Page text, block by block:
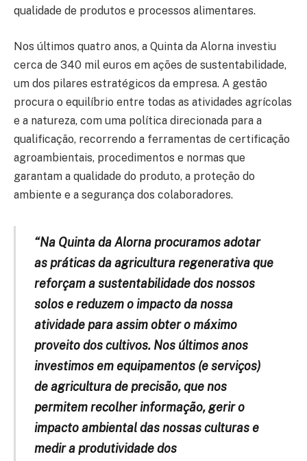
qualidade de produtos e processos alimentares.
Nos últimos quatro anos, a Quinta da Alorna investiu
cerca de 340 mil euros em ações de sustentabilidade,
um dos pilares estratégicos da empresa. A gestão
procura o equilíbrio entre todas as atividades agrícolas
e a natureza, com uma política direcionada para a
qualificação, recorrendo a ferramentas de certificação
agroambientais, procedimentos e normas que
garantam a qualidade do produto, a proteção do
ambiente e a segurança dos colaboradores.
“Na Quinta da Alorna procuramos adotar
as práticas da agricultura regenerativa que
reforçam a sustentabilidade dos nossos
solos e reduzem o impacto da nossa
atividade para assim obter o máximo
proveito dos cultivos. Nos últimos anos
investimos em equipamentos (e serviços)
de agricultura de precisão, que nos
permitem recolher informação, gerir o
impacto ambiental das nossas culturas e
medir a produtividade dos